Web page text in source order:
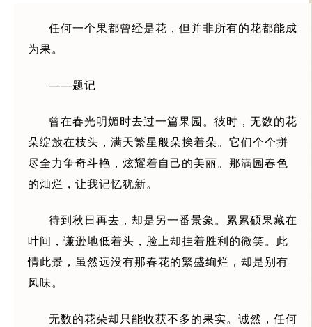
任何一个果都曾经是花，但并非所有的花都能成
为果。
——题记
曾在春光明媚时去过一篇果园。彼时，无数的花
朵绽放在枝头，满天繁星般朵挨着朵。它们个个拼
尽全力争奇斗艳，炫耀着自己的美丽。那满园春色
的灿烂，让我记忆犹新。
待到秋日再去，却是另一番景象。累累硕果藏在
叶间，谦逊地低着头，脸上却挂着胜利的微笑。此
情此景，虽然远没有那春花的繁盛绚烂，却是别有
风味。
无数的花朵却只能收获不多的果实。诚然，任何